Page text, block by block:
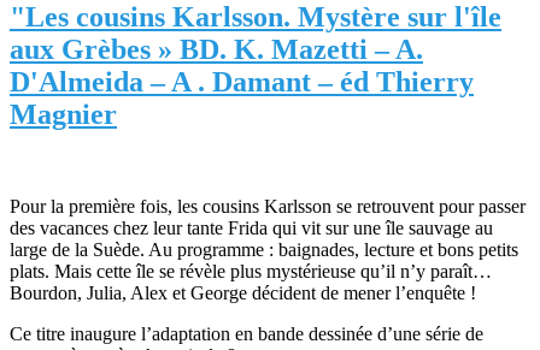
"Les cousins Karlsson. Mystère sur l'île
aux Grèbes » BD. K. Mazetti – A.
D'Almeida – A . Damant – éd Thierry
Magnier
Pour la première fois, les cousins Karlsson se retrouvent pour passer
des vacances chez leur tante Frida qui vit sur une île sauvage au
large de la Suède. Au programme : baignades, lecture et bons petits
plats. Mais cette île se révèle plus mystérieuse qu’il n’y paraît…
Bourdon, Julia, Alex et George décident de mener l’enquête !
Ce titre inaugure l’adaptation en bande dessinée d’une série de